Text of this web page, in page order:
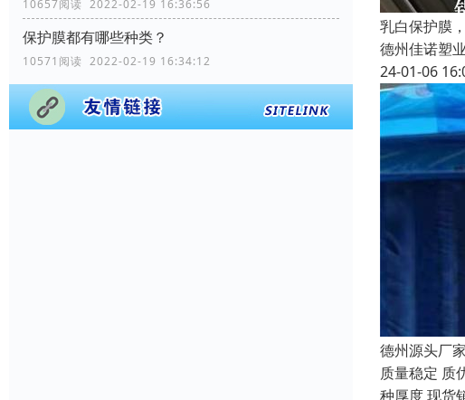
10657阅读 2022-02-19 16:36:56
保护膜都有哪些种类？
10571阅读 2022-02-19 16:34:12
乳白保护膜
德州佳诺塑
24-01-06
德州源头厂
质量稳定 质
种厚度 现货